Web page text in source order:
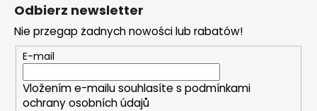
Odbierz newsletter
Nie przegap żadnych nowości lub rabatów!
E-mail
Vložením e-mailu souhlasíte s podmínkami
ochrany osobních údajů